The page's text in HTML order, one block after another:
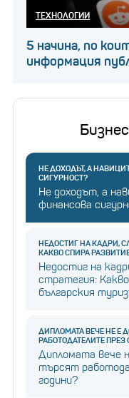
ТЕХНОЛОГИИ
5 начина, по
информация
НЕ ДОХОДЪТ, А
СИГУРНОСТ?
Не доходът, а
финансова
НЕДОСТИГ НА КАДРИ,
КАКВО СПИРА
Недостиг на
стратегия:
българския
ДИПЛОМАТА ВЕЧЕ НЕ Е
РАБОТОДАТЕЛИТЕ
Дипломата вече
търсят
години?